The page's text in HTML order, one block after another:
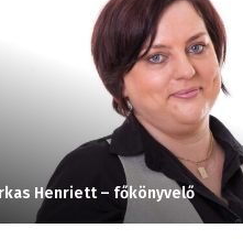
Henriett – főkönyvelő